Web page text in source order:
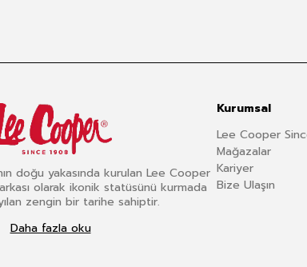
doğu yakasında kurulan Lee Cooper
olarak ikonik statüsünü kurmada
zengin bir tarihe sahiptir.
Daha fazla oku
Kurumsal
Lee Cooper
Mağazalar
Kariyer
Bize Ulaşın